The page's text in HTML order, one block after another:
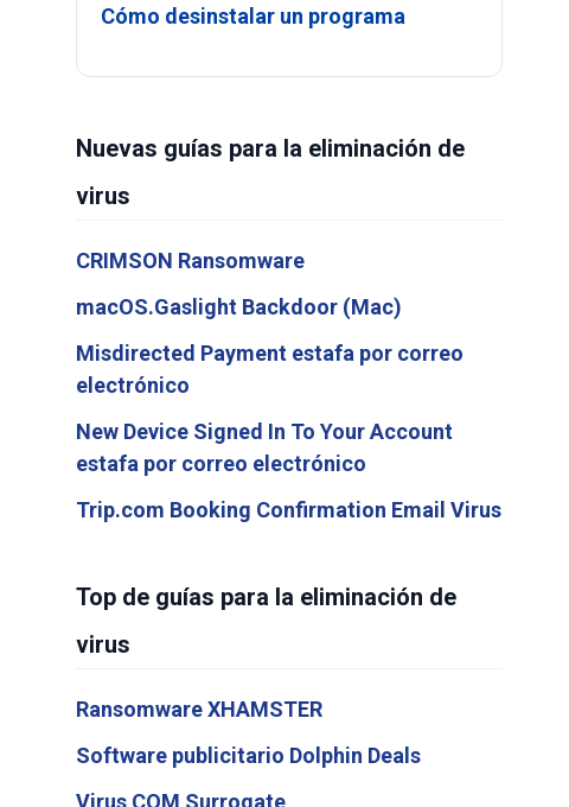
Cómo desinstalar un programa
Nuevas guías para la eliminación de
virus
CRIMSON Ransomware
macOS.Gaslight Backdoor (Mac)
Misdirected Payment estafa por correo
electrónico
New Device Signed In To Your Account
estafa por correo electrónico
Trip.com Booking Confirmation Email Virus
Top de guías para la eliminación de
virus
Ransomware XHAMSTER
Software publicitario Dolphin Deals
Virus COM Surrogate